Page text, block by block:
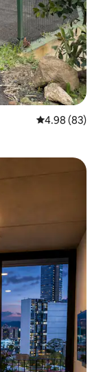
Calificación
4.98 (83)